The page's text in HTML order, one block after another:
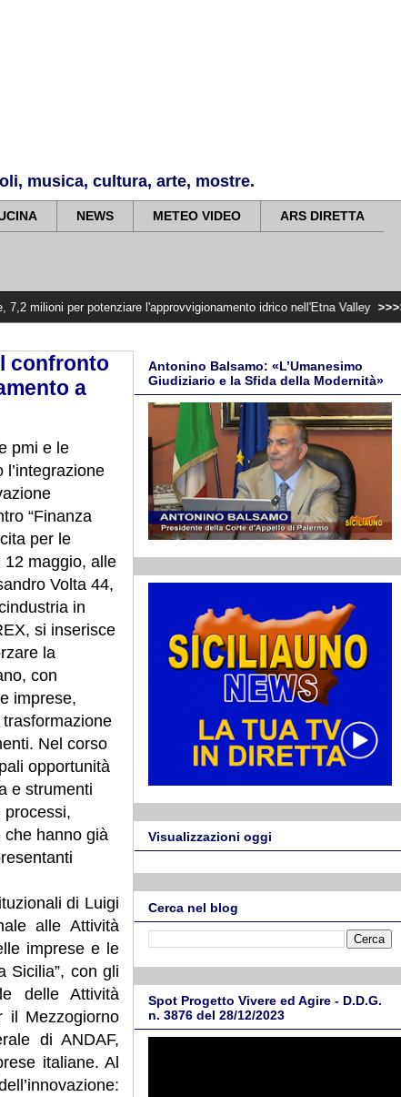
musica, cultura, arte, mostre.
NEWS METEO VIDEO ARS DIRETTA
potenziare l'approvvigionamento idrico nell'Etna Valley >>>>> Violenza di
confronto
a
pmi e le
“Finanza
per le
12 maggio, alle
Volta 44,
in
si inserisce
la
con
imprese,
Nel corso
opportunità
e strumenti
processi,
che hanno già
di Luigi
alle Attività
imprese e le
Sicilia”, con gli
delle Attività
il Mezzogiorno
di ANDAF,
italiane. Al
Antonino Balsamo: «L’Umanesimo
Giudiziario e la Sfida della Modernità»
Visualizzazioni oggi
Cerca nel blog
Spot Progetto Vivere ed Agire - D.D.G.
n. 3876 del 28/12/2023